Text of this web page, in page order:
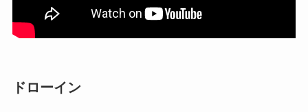
ドローイン